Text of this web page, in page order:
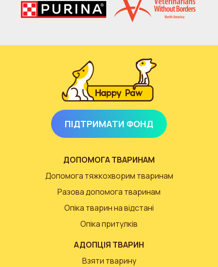
ПІДТРИМАТИ ФОНД
ДОПОМОГА ТВАРИНАМ
Допомога тяжкохворим тваринам
Разова допомога тваринам
Опіка тварин на відстані
Опіка притулків
АДОПЦІЯ ТВАРИН
Взяти тварину